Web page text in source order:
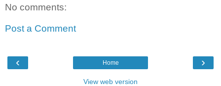
No comments:
Post a Comment
‹ ›
Home
View web version